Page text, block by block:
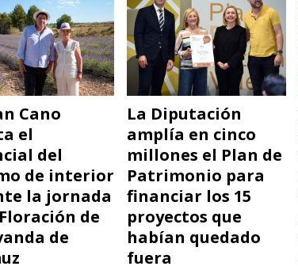
Cano
el
del
de interior
la jornada
de
de
La Diputación
amplía en cinco
millones el Plan de
Patrimonio para
financiar los 15
proyectos que
habían quedado
fuera